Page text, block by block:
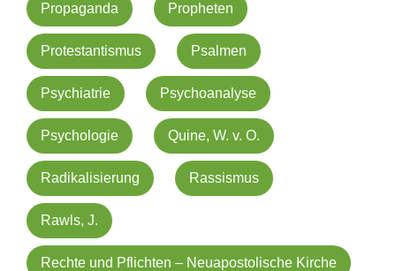
Propaganda Propheten
Protestantismus Psalmen
Psychiatrie Psychoanalyse
Psychologie Quine, W. v. O.
Radikalisierung Rassismus
Rawls, J.
Rechte und Pflichten – Neuapostolische Kirche